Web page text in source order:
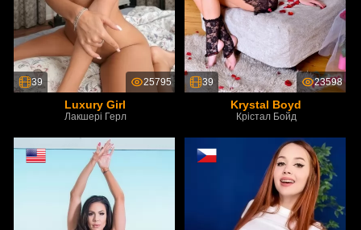
39 25795
Luxury Girl
Лакшері Герл
39 23598
Krystal Boyd
Крістал Бойд